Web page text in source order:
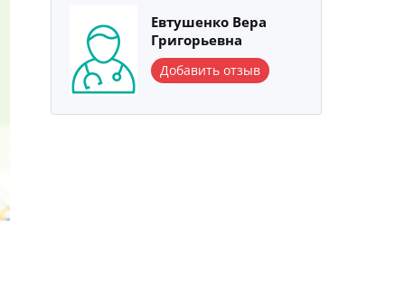
Евтушенко Вера
Григорьевна
Добавить отзыв